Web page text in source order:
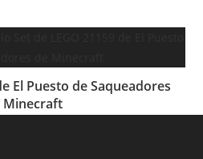
El Puesto de Saqueadores
Minecraft